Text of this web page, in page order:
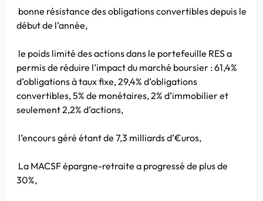
bonne résistance des obligations convertibles depuis le
début de l’année,
le poids limité des actions dans le portefeuille RES a
permis de réduire l’impact du marché boursier : 61,4%
d’obligations à taux fixe, 29,4% d’obligations
convertibles, 5% de monétaires, 2% d’immobilier et
seulement 2,2% d’actions,
l’encours géré étant de 7,3 milliards d’€uros,
La MACSF épargne-retraite a progressé de plus de
30%,